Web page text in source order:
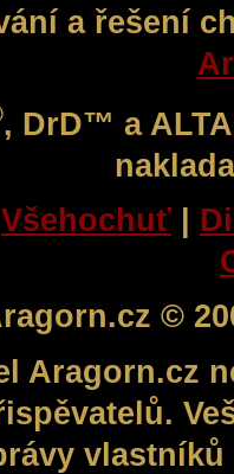
a řešení
, DrD™ a
Všehochuť |
©
Aragorn.cz